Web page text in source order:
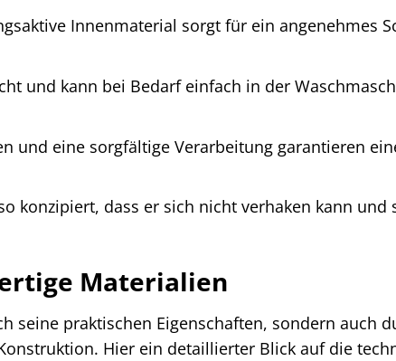
Innenmaterial sorgt für ein angenehmes
und kann bei Bedarf einfach in der
und eine sorgfältige Verarbeitung garantieren
konzipiert, dass er sich nicht verhaken kann und
Materialien
seine praktischen Eigenschaften, sondern auch
Hier ein detaillierter Blick auf die